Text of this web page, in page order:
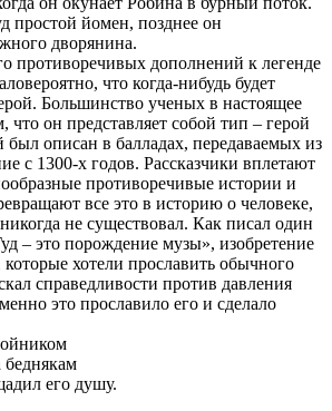
простой йомен, позднее он
дворянина.
противоречивых дополнений к легенде
что когда-нибудь будет
Большинство ученых в настоящее
что он представляет собой тип – герой
был описан в балладах, передаваемых из
с 1300-х годов. Рассказчики вплетают
противоречивые истории и
все это в историю о человеке,
не существовал. Как писал один
– это порождение музы», изобретение
хотели прославить обычного
справедливости против давления
это прославило его и сделало
беднякам
его душу.